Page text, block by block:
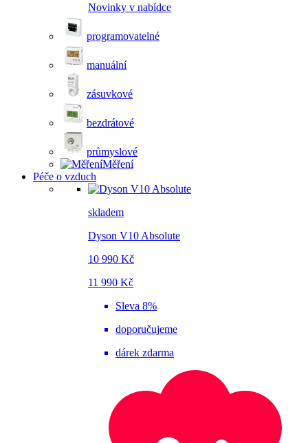
Novinky v nabídce
programovatelné
manuální
zásuvkové
bezdrátové
průmyslové
Měření
Péče o vzduch
skladem
Dyson V10 Absolute
10 990 Kč
11 990 Kč
Sleva 8%
doporučujeme
dárek zdarma